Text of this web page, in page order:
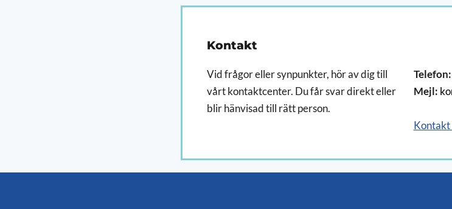
Kontakt
Vid frågor eller synpunkter, hör av dig till
vårt kontaktcenter. Du får svar direkt eller
blir hänvisad till rätt person.
Telefon:
Mejl: